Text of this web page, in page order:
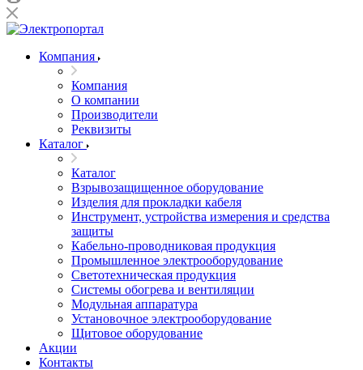
Компания
Компания
О компании
Производители
Реквизиты
Каталог
Каталог
Взрывозащищенное оборудование
Изделия для прокладки кабеля
Инструмент, устройства измерения и средства
защиты
Кабельно-проводниковая продукция
Промышленное электрооборудование
Светотехническая продукция
Системы обогрева и вентиляции
Модульная аппаратура
Установочное электрооборудование
Щитовое оборудование
Акции
Контакты